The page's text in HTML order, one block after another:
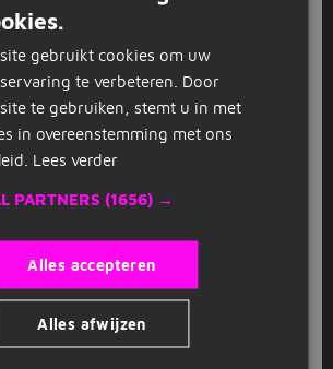
eenvoudig.
baan voor jou
het tijdens de vakanties over van
zo gek dus, dat er veel
in Amsterdam openstaan in
is er nog genoeg leuks te
in Amsterdam, of ga je voor
in onze hoofdstad? Vink
aan die jou het meeste
komen alleen de meest relevante
in Amsterdam tevoorschijn.
gebruikt cookies om uw
te verbeteren. Door
te gebruiken, stemt u in met
in overeenstemming met ons
Lees verder
PARTNERS (1656) →
Alles accepteren
Alles afwijzen